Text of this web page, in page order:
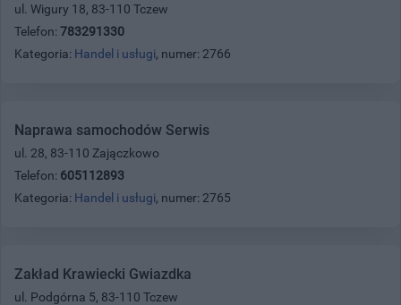
ul. Wigury 18, 83-110 Tczew
Telefon: 783291330
Kategoria: Handel i usługi, numer: 2766
Naprawa samochodów Serwis
ul. 28, 83-110 Zajączkowo
Telefon: 605112893
Kategoria: Handel i usługi, numer: 2765
Zakład Krawiecki Gwiazdka
ul. Podgórna 5, 83-110 Tczew